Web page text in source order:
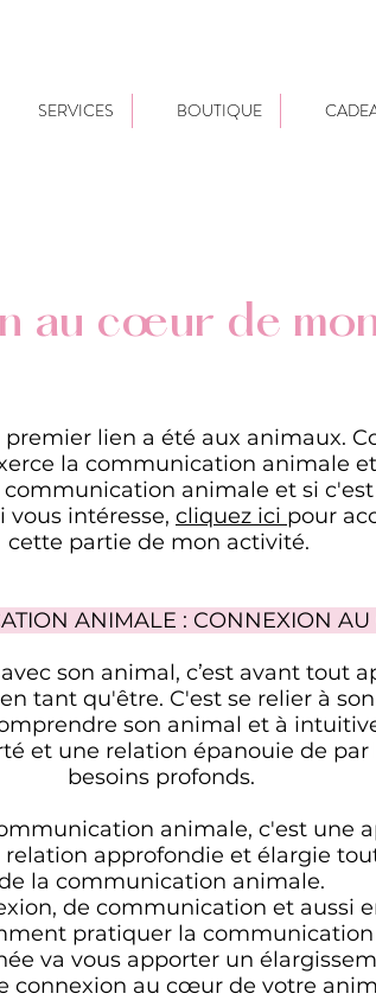
SERVICES BOUTIQUE
au cœur de
lien a été aux animaux.
la communication animale
communication animale et si
intéresse, cliquez ici pour
cette partie de mon activité.
ANIMALE : CONNEXION
son animal, c’est avant tout
tant qu'être. C'est se relier à
son animal et à
et une relation épanouie de
besoins profonds.
animale, c'est une
approfondie et élargie
la communication animale.
de communication et aussi
pratiquer la
va vous apporter un
connexion au cœur de votre